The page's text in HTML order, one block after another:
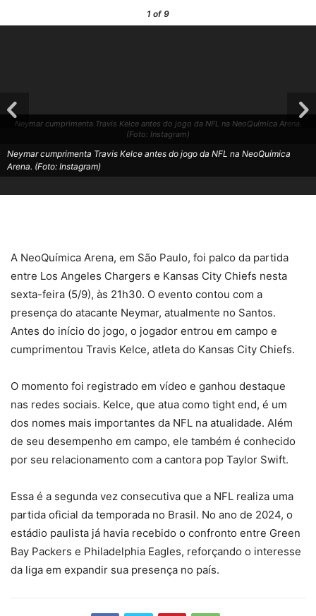
1 of 9
Neymar cumprimenta Travis Kelce antes do jogo da NFL na NeoQuímica Arena.
(Foto: Instagram)
Neymar cumprimenta Travis Kelce antes do jogo da NFL na NeoQuímica
Arena. (Foto: Instagram)
A NeoQuímica Arena, em São Paulo, foi palco da partida
entre Los Angeles Chargers e Kansas City Chiefs nesta
sexta-feira (5/9), às 21h30. O evento contou com a
presença do atacante Neymar, atualmente no Santos.
Antes do início do jogo, o jogador entrou em campo e
cumprimentou Travis Kelce, atleta do Kansas City Chiefs.
O momento foi registrado em vídeo e ganhou destaque
nas redes sociais. Kelce, que atua como tight end, é um
dos nomes mais importantes da NFL na atualidade. Além
de seu desempenho em campo, ele também é conhecido
por seu relacionamento com a cantora pop Taylor Swift.
Essa é a segunda vez consecutiva que a NFL realiza uma
partida oficial da temporada no Brasil. No ano de 2024, o
estádio paulista já havia recebido o confronto entre Green
Bay Packers e Philadelphia Eagles, reforçando o interesse
da liga em expandir sua presença no país.